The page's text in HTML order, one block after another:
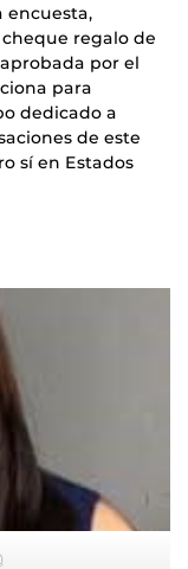
encuesta,
regalo de
por el
para
dedicado a
de este
sí en Estados